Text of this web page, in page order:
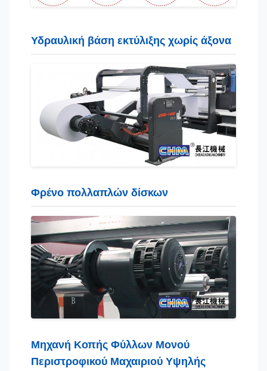
Υδραυλική βάση εκτύλιξης χωρίς άξονα
Φρένο πολλαπλών δίσκων
Μηχανή Κοπής Φύλλων Μονού
Περιστροφικού Μαχαιριού Υψηλής